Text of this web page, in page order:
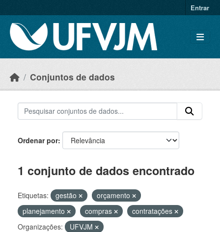
Entrar
Conjuntos de dados
Ordenar por
1 conjunto de dados encontrado
Etiquetas: gestão
orçamento
planejamento
compras
contratações
Organizações:
UFVJM